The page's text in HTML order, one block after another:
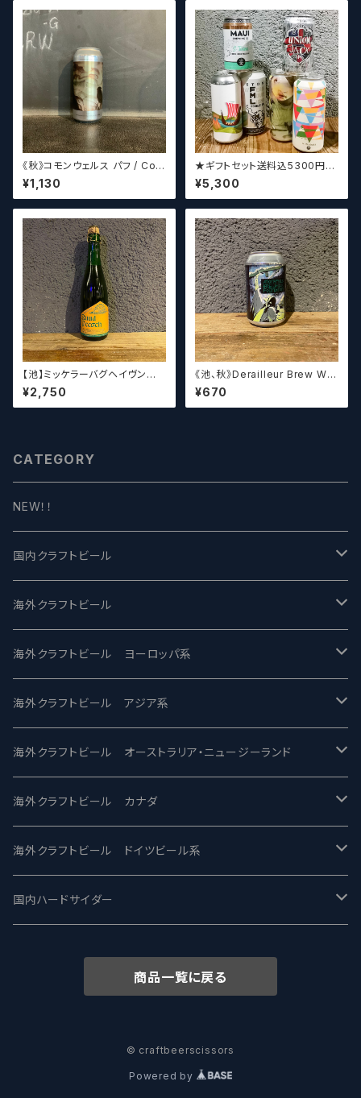
《秋》コモンウェルス パフ / Com
monwealth Puff 【クラフトビ
ールシザーズ】
¥1,130
★ギフトセット送料込5300円★
（お好みに合わせて4～5本チョ
イスさせていただきます）【クラフ
トビール】
¥5,300
【池】ミッケラーバグヘイヴン
ルードペッシュ Mikkeller Bag
haven Ruud Peesch
¥2,750
《池、秋》Derailleur Brew Wor
ks ANONYMOUS BREWH
OLIC FOUNDATION ディ
レイラブリューワークス
¥670
CATEGORY
NEW！！
国内クラフトビール
UCHU BREWING -うちゅうブルーイング
バテレ -VERTERE
2nd Story Ale Works -セカンドストーリー
ビアへるん - Beer Hearn
忽布古丹醸造 - HOP KOTAN
ワイマーケットブルーイング Y.Market Brewing
志賀高原ビール - SIGAKOGEN
箕面ビール - MINOH BEER
サンクトガーレン - Sankt Gallen
海外クラフトビール
Modern Times モダンタイムズ
Maui マウイ
Toppling Goliath トップリンゴライアス
Fair State フェアステイト
Lagunitas ラグニタス
FirestoneWalker ファイアストーン
Mikkeller ミッケラー
Hop Nation ホップネーション
海外クラフトビール ヨーロッパ系
UnBarred -アンバード
SAIREN /サイレン
ワイルドチャイルド - Wilde Child
BrewDog Brewery - ブリュードッグ
The Flying Inn / ザ フライイング イン
Lambiek Fabriek - ファブリーク
海外クラフトビール アジア系
gweilo-鬼佬 グウァイロ
Heart Of Darkness - ハートオブダークネス
Carbon brews -カーボン
TAIHU - タイフー
Behemoth - ベヒーモス
海外クラフトビール オーストラリア・ニュージーランド
ROCKY RIDGE - ロッキーリッジ
BODRIGGY BREWING ボッドリッジー
CO-CONSPIRATORS コ・コンスピレーターズ
Deep Creek Brewing Co.
8 Wired エイトワイアード
海外クラフトビール カナダ
Jackie O's ジャッキーオーズ
Westbrook ウェストブルック
Strathcona ストラスコナ
ODIN BREWING オディン
海外クラフトビール ドイツビール系
Karmeliten カーメリテン
Früh フリュー
国内ハードサイダー
商品一覧に戻る
© craftbeerscissors
Powered by